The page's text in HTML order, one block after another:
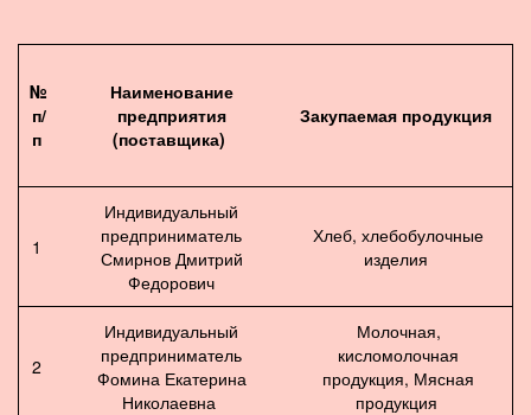
№
п/
п
Наименование
предприятия
(поставщика)
Закупаемая продукция
1
Индивидуальный
предприниматель
Смирнов Дмитрий
Федорович
Хлеб, хлебобулочные
изделия
2
Индивидуальный
предприниматель
Фомина Екатерина
Николаевна
Молочная,
кисломолочная
продукция, Мясная
продукция